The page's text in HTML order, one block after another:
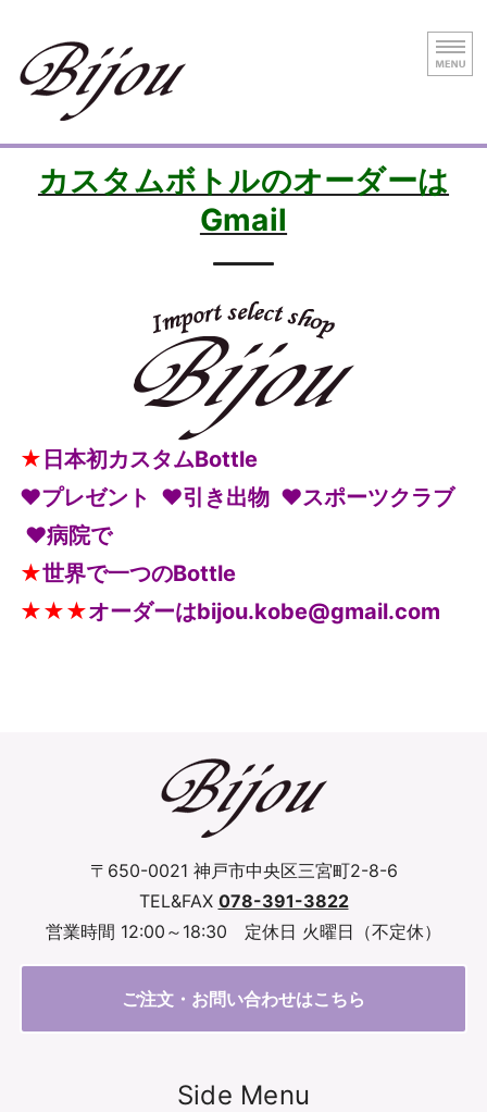
神戸元町のインポートセレクトショッ
HOME
カスタムボトルのオーダーは
Gmail
★ 日本初カスタムBottle
❤プレゼント ❤引き出物 ❤スポーツクラブ
❤病院で
★世界で一つのBottle
★★★オーダーはbijou.kobe@gmail.com
〒650-0021 神戸市中央区三宮町2-8-6
TEL&FAX 078-391-3822
営業時間 12:00～18:30 定休日 火曜日（不定休）
ご注文・お問い合わせはこちら
Side Menu